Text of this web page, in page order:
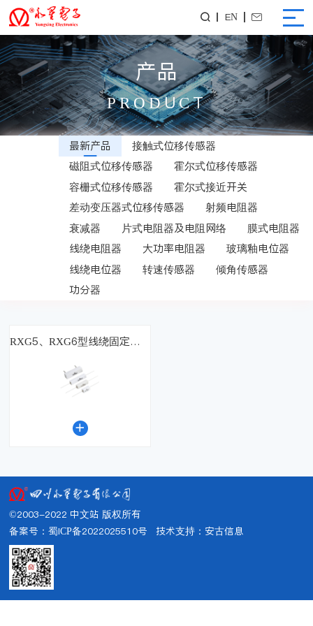
 EN 
产品
PRODUCT
最新产品
接触式位移传感器
磁阻式位移传感器
霍尔式位移传感器
容栅式位移传感器
霍尔式接近开关
差动变压器式位移传感器
射频电阻器
衰减器
片式电阻器及电阻网络
膜式电阻器
线绕电阻器
大功率电阻器
玻璃釉电位器
线绕电位器
转速传感器
倾角传感器
功分器
RXG5、RXG6型线绕固定电阻器

©2003-2022 中文站 版权所有
备案号：蜀ICP备2022025510号 技术支持： 安古信息